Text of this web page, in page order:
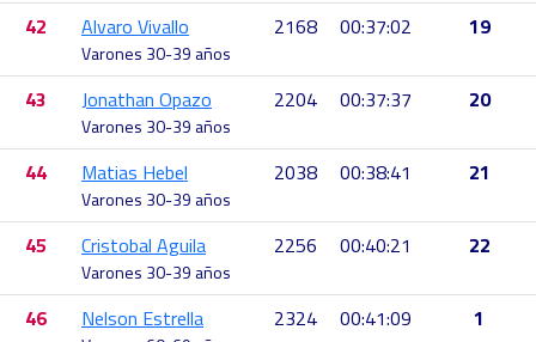
42 Alvaro Vivallo
Varones 30-39 años
2168 00:37:02 19
43 Jonathan Opazo
Varones 30-39 años
2204 00:37:37 20
44 Matias Hebel
Varones 30-39 años
2038 00:38:41 21
45 Cristobal Aguila
Varones 30-39 años
2256 00:40:21 22
46 Nelson Estrella 2324 00:41:09 1